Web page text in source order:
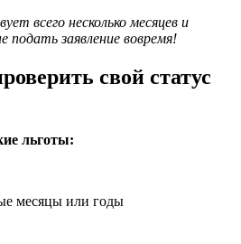
всего несколько месяцев и
подать заявление вовремя!
свой статус
льготы:
месяцы или годы